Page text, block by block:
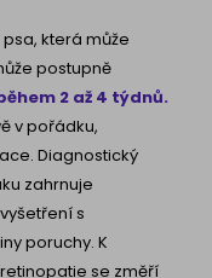
která může
postupně
2 až 4 týdnů.
v pořádku,
Diagnostický
zahrnuje
s
poruchy. K
se změří